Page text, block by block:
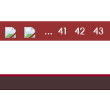
... 41 42 43